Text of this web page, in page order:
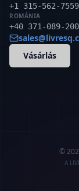
+1 315-562-7559
ROMÁNIA
+40 371-089-200
Vásárlás
©
A